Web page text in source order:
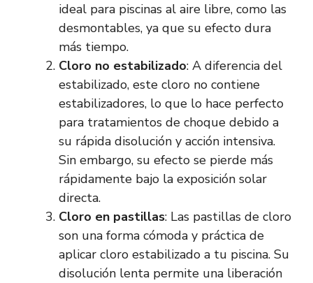
ideal para piscinas al aire libre, como las
desmontables, ya que su efecto dura
más tiempo.
Cloro no estabilizado: A diferencia del
estabilizado, este cloro no contiene
estabilizadores, lo que lo hace perfecto
para tratamientos de choque debido a
su rápida disolución y acción intensiva.
Sin embargo, su efecto se pierde más
rápidamente bajo la exposición solar
directa.
Cloro en pastillas: Las pastillas de cloro
son una forma cómoda y práctica de
aplicar cloro estabilizado a tu piscina. Su
disolución lenta permite una liberación